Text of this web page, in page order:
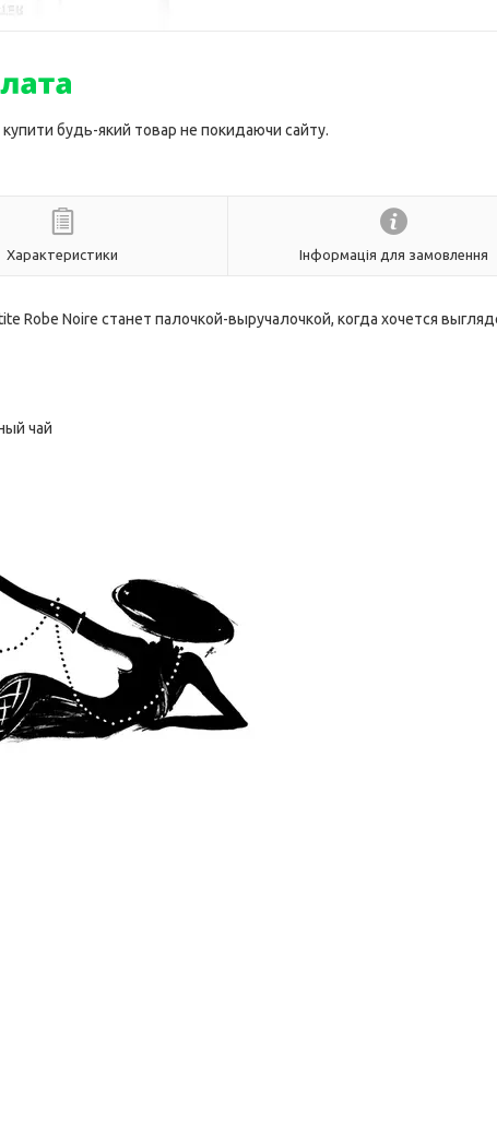
будь-який товар не покидаючи сайту.
Характеристики Інформація для замовлення
Robe Noire станет палочкой-выручалочкой, когда хочется
чай